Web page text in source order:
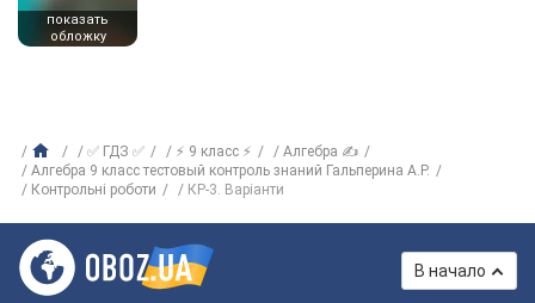
показать
обложку
✅ ГДЗ ✅ ⚡ 9 класс ⚡
Алгебра ✍
Алгебра 9 класс тестовый контроль знаний Гальперина А.Р.
Контрольні роботи
КР-3. Варіанти
В начало